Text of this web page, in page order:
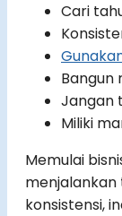
Cari
Bangun
Jangan
Miliki
Memulai
menjalankan
konsistensi,